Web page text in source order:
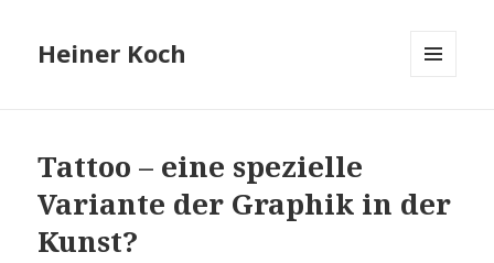
Heiner Koch
Tattoo – eine spezielle
Variante der Graphik in der
Kunst?